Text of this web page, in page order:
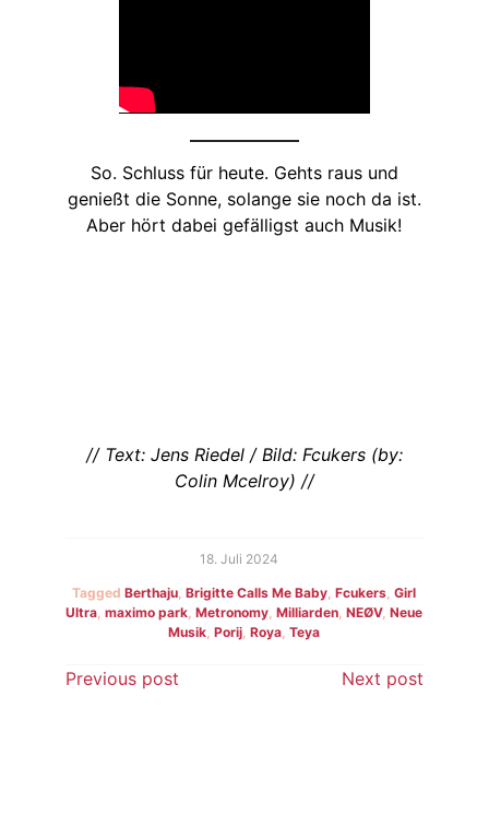
So. Schluss für heute. Gehts raus und
genießt die Sonne, solange sie noch da ist.
Aber hört dabei gefälligst auch Musik!
// Text: Jens Riedel / Bild: Fcukers (by:
Colin Mcelroy) //
18. Juli 2024
TaggedBerthaju,Brigitte Calls Me Baby,Fcukers,Girl
Ultra,maximo park,Metronomy,Milliarden,NEØV,Neue
Musik,Porij,Roya,Teya
Beitragsnavigation
Previous post Next post